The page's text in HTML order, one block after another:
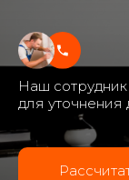
Наш
для